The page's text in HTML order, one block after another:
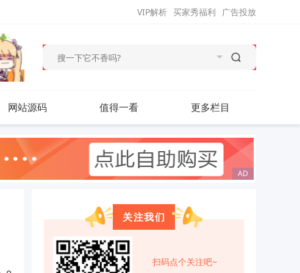
广告投放
买家秀福利
VIP解析
网站源码 值得一看 更多栏目
关注我们
扫码点个关注吧~